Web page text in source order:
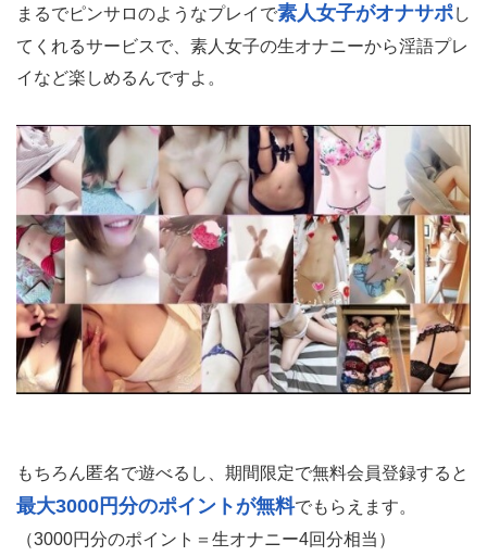
まるでピンサロのようなプレイで素人女子がオナサポし
てくれるサービスで、素人女子の生オナニーから淫語プレ
イなど楽しめるんですよ。
もちろん匿名で遊べるし、期間限定で無料会員登録すると
最大3000円分のポイントが無料でもらえます。
（3000円分のポイント＝生オナニー4回分相当）